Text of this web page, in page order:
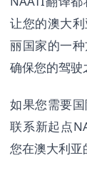
让您的澳大
丽国家的一
确保您的驾驶
如果您需要
联系新起点
您在澳大利亚